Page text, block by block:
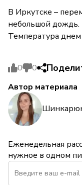
В Иркутске –
небольшой дождь.
Температура днем
0 0
Автор материала
Еженедельная
нужное в одном